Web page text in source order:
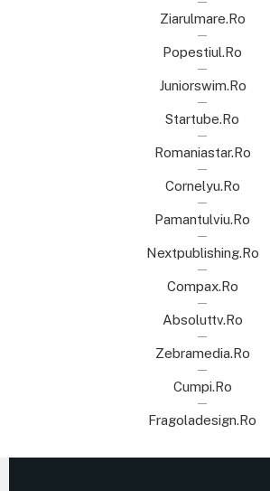
Ziarulmare.ro
Popestiul.ro
Juniorswim.ro
Startube.ro
Romaniastar.ro
Cornelyu.ro
Pamantulviu.ro
Nextpublishing.ro
Compax.ro
Absoluttv.ro
Zebramedia.ro
Cumpi.ro
Fragoladesign.ro